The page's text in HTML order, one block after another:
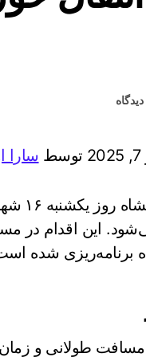
سارا
این اقدام در
برنامه‌ریزی شده
مسافت طولانی و